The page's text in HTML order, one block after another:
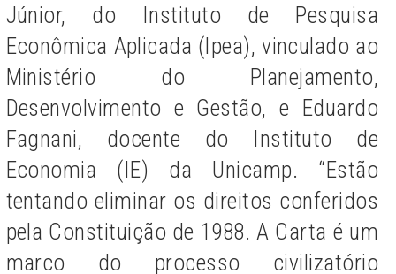
Júnior, do Instituto de Pesquisa
Econômica Aplicada (Ipea), vinculado ao
Ministério do Planejamento,
Desenvolvimento e Gestão, e Eduardo
Fagnani, docente do Instituto de
Economia (IE) da Unicamp. “Estão
tentando eliminar os direitos conferidos
pela Constituição de 1988. A Carta é um
marco do processo civilizatório